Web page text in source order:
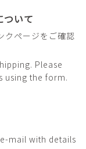
いて
クページをご確認
Please
using the form.
mail with details